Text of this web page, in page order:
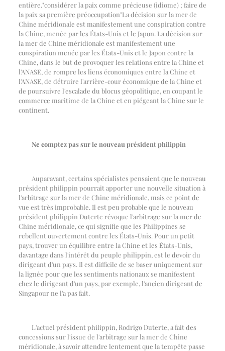
entière."considérer la paix comme précieuse (idiome) ; faire de
la paix sa première préoccupation"La décision sur la mer de
Chine méridionale est manifestement une conspiration contre
la Chine, menée par les États-Unis et le Japon. La décision sur
la mer de Chine méridionale est manifestement une
conspiration menée par les États-Unis et le Japon contre la
Chine, dans le but de provoquer les relations entre la Chine et
l'ANASE, de rompre les liens économiques entre la Chine et
l'ANASE, de détruire l'arrière-cour économique de la Chine et
de poursuivre l'escalade du blocus géopolitique, en coupant le
commerce maritime de la Chine et en piégeant la Chine sur le
continent.
Ne comptez pas sur le nouveau président philippin
Auparavant, certains spécialistes pensaient que le nouveau
président philippin pourrait apporter une nouvelle situation à
l'arbitrage sur la mer de Chine méridionale, mais ce point de
vue est très improbable. Il est peu probable que le nouveau
président philippin Duterte révoque l'arbitrage sur la mer de
Chine méridionale, ce qui signifie que les Philippines se
rebellent ouvertement contre les États-Unis. Pour un petit
pays, trouver un équilibre entre la Chine et les États-Unis,
davantage dans l'intérêt du peuple philippin, est le devoir du
dirigeant d'un pays. Il est difficile de se baser uniquement sur
la lignée pour que les sentiments nationaux se manifestent
chez le dirigeant d'un pays, par exemple, l'ancien dirigeant de
Singapour ne l'a pas fait.
L'actuel président philippin, Rodrigo Duterte, a fait des
concessions sur l'issue de l'arbitrage sur la mer de Chine
méridionale, à savoir attendre lentement que la tempête passe